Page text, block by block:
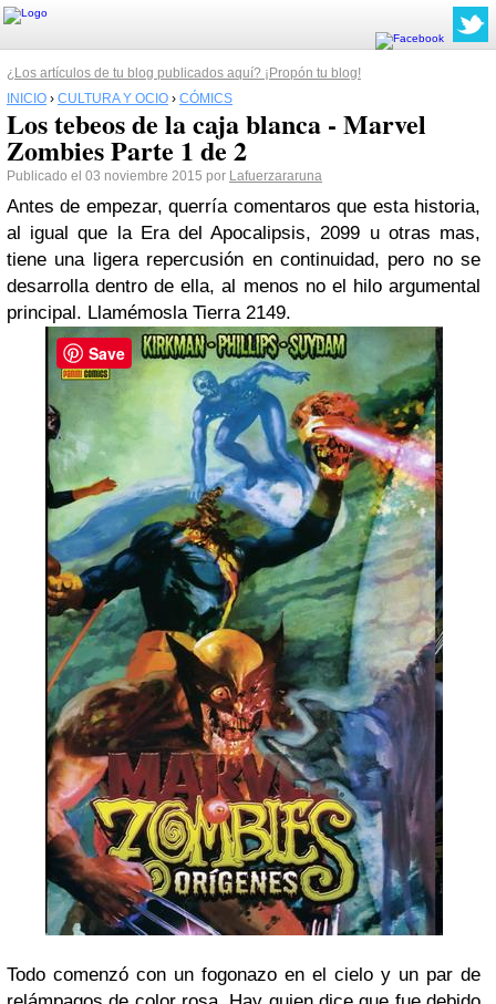
¿Los artículos de tu blog publicados aquí? ¡Propón tu blog!
INICIO › CULTURA Y OCIO › CÓMICS
Los tebeos de la caja blanca - Marvel
Zombies Parte 1 de 2
Publicado el 03 noviembre 2015 por Lafuerzararuna
Antes de empezar, querría comentaros que esta historia,
al igual que la Era del Apocalipsis, 2099 u otras mas,
tiene una ligera repercusión en continuidad, pero no se
desarrolla dentro de ella, al menos no el hilo argumental
principal. Llamémosla Tierra 2149.
Todo comenzó con un fogonazo en el cielo y un par de
Save